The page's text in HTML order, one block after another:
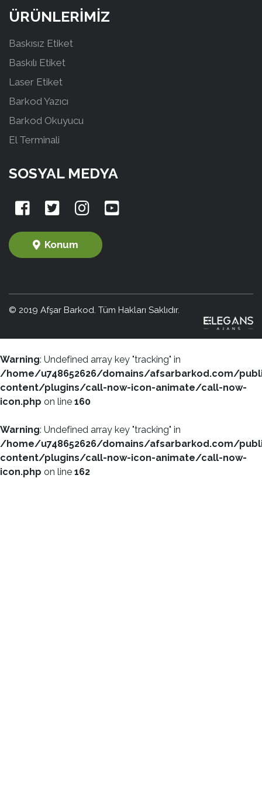
ÜRÜNLERİMİZ
Baskısız Etiket
Baskılı Etiket
Laser Etiket
Barkod Yazıcı
Barkod Okuyucu
El Terminali
SOSYAL MEDYA
Konum
© 2019 Afşar Barkod. Tüm Hakları Saklıdır.
Warning: Undefined array key "tracking" in
/home/u748652626/domains/afsarbarkod.com/
content/plugins/call-now-icon-animate/call-now-
icon.php on line 160
Warning: Undefined array key "tracking" in
/home/u748652626/domains/afsarbarkod.com/
content/plugins/call-now-icon-animate/call-now-
icon.php on line 162